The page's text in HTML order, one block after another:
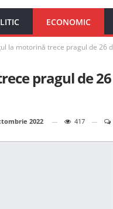
ECONOMIC
la motorină trece pragul de 26
pragul de
2022 417